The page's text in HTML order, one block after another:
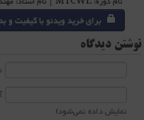
برای خرید ویدئو با کیفیت و بدون تبلیغ (11000 تومان)
نوشتن دیدگاه
نمایش داده نمی‌شود)